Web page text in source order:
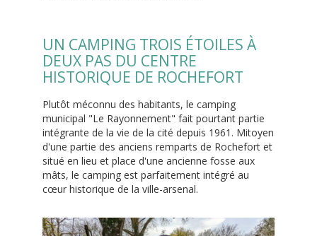
UN CAMPING TROIS ÉTOILES À
DEUX PAS DU CENTRE
HISTORIQUE DE ROCHEFORT
Plutôt méconnu des habitants, le camping
municipal "Le Rayonnement" fait pourtant partie
intégrante de la vie de la cité depuis 1961. Mitoyen
d'une partie des anciens remparts de Rochefort et
situé en lieu et place d'une ancienne fosse aux
mâts, le camping est parfaitement intégré au
cœur historique de la ville-arsenal.